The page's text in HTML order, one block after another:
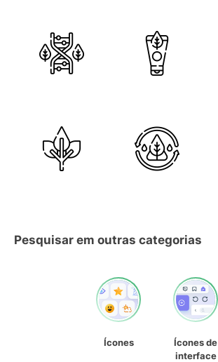
Pesquisar em outras categorias
Ícones
Ícones de
interface